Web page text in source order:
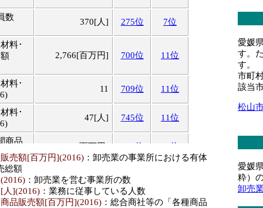
数 370[人] 275位 7位
料･
2,766[百万円] 700位 11位
料･
11 709位 11位
料･
47[人] 745位 11位
商品
1,175[百万円] 715位 11位
所数 10 638位
員数 33[人] 711位 11位
売額[百万円](2016) ：卸売業の事業所における有体
総額
：卸売業を営む事業所の数
人](2016) ：業務に従事している人数
品販売額[百万円](2016) ：総合商社等の「各種商品
愛媛
す。
す。
市町
該当
松山
愛媛
粋）
卸売